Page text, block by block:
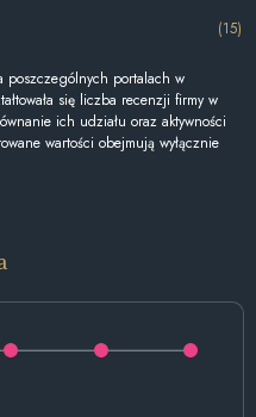
(15)
poszczególnych portalach w
się liczba recenzji firmy w
ich udziału oraz aktywności
wartości obejmują wyłącznie